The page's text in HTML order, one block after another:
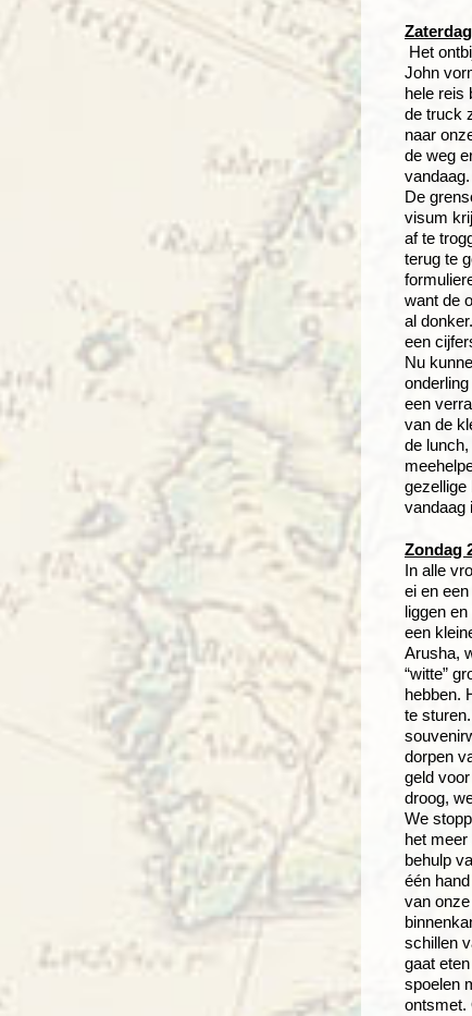
Het
John
hele reis
de truck
naar
de weg
De
visum
af te
terug te
want de
al
een
Nu
een
van de
de
gezellige
vandaag
Zondag
In alle
ei en
liggen
een
Arusha,
“witte”
hebben.
te
dorpen
geld
droog,
We
het
behulp
één
van
schillen
gaat
spoelen
ontsmet.